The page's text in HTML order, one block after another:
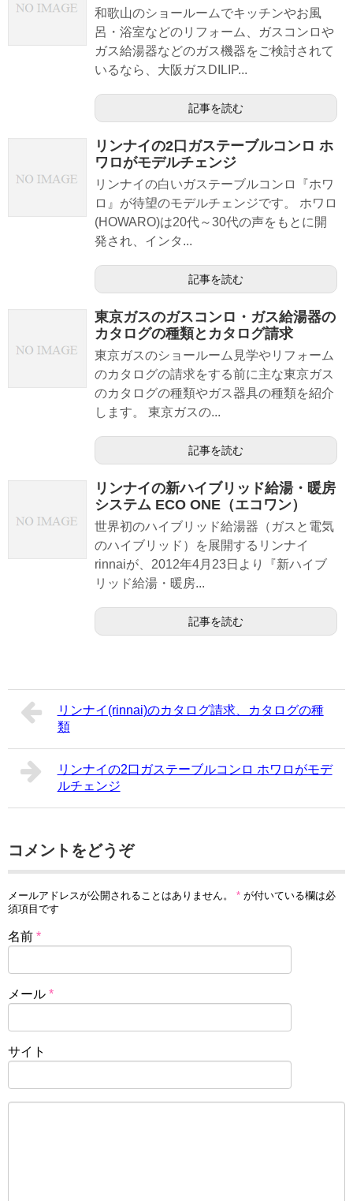
和歌山のショールームでキッチンやお風
呂・浴室などのリフォーム、ガスコンロや
ガス給湯器などのガス機器をご検討されて
いるなら、大阪ガスDILIP...
記事を読む
リンナイの2口ガステーブルコンロ ホ
ワロがモデルチェンジ
リンナイの白いガステーブルコンロ『ホワ
ロ』が待望のモデルチェンジです。 ホワロ
(HOWARO)は20代～30代の声をもとに開
発され、インタ...
記事を読む
東京ガスのガスコンロ・ガス給湯器の
カタログの種類とカタログ請求
東京ガスのショールーム見学やリフォーム
のカタログの請求をする前に主な東京ガス
のカタログの種類やガス器具の種類を紹介
します。 東京ガスの...
記事を読む
リンナイの新ハイブリッド給湯・暖房
システム ECO ONE（エコワン）
世界初のハイブリッド給湯器（ガスと電気
のハイブリッド）を展開するリンナイ
rinnaiが、2012年4月23日より『新ハイブ
リッド給湯・暖房...
記事を読む
リンナイ(rinnai)のカタログ請求、カタログの種
類
リンナイの2口ガステーブルコンロ ホワロがモデ
ルチェンジ
コメントをどうぞ
メールアドレスが公開されることはありません。 * が付いている欄は必
須項目です
名前 *
メール *
サイト